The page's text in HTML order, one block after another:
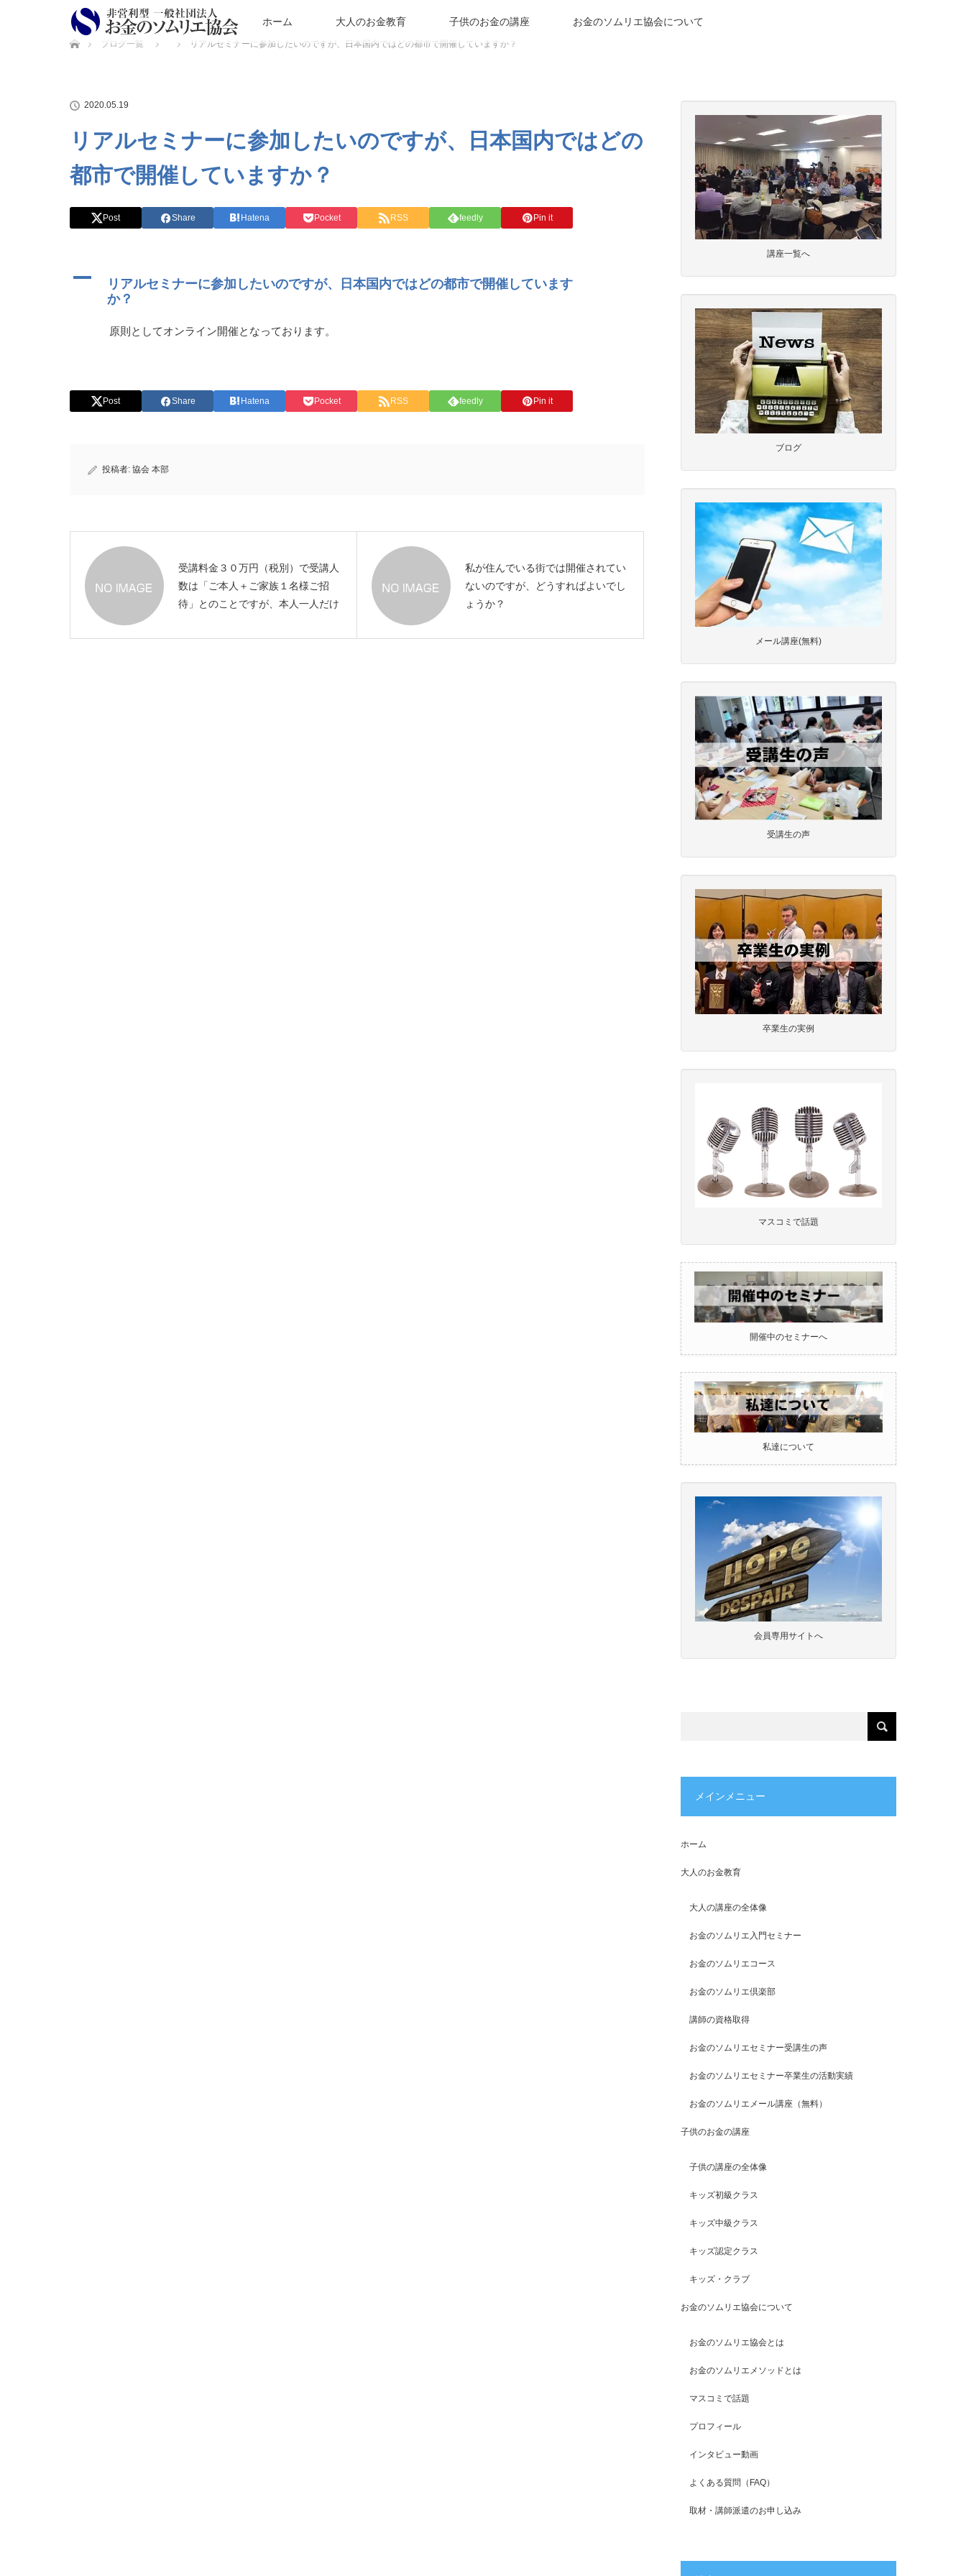
ホーム 大人のお金教育 子供のお金の講座 お金のソムリエ協会について
ホーム
ブログ一覧
リアルセミナーに参加したいのですが、日本国内ではどの都市で開催していますか？
2020.05.19
リアルセミナーに参加したいのですが、日本国内ではどの
都市で開催していますか？
Post Share Hatena Pocket RSS feedly Pin it
A
リアルセミナーに参加したいのですが、日本国内ではどの都市で開催しています
か？
原則としてオンライン開催となっております。
Post Share Hatena Pocket RSS feedly Pin it
投稿者: 協会 本部
受講料金３０万円（税別）で受講人
数は「ご本人＋ご家族１名様ご招
待」とのことですが、本人一人だけ
別）になりますでしょうか？
私が住んでいる街では開催されてい
ないのですが、どうすればよいでし
ょうか？
講座一覧へ
ブログ
メール講座(無料)
受講生の声
卒業生の実例
マスコミで話題
開催中のセミナーへ
私達について
会員専用サイトへ
メインメニュー
ホーム
大人のお金教育
大人の講座の全体像
お金のソムリエ入門セミナー
お金のソムリエコース
お金のソムリエ倶楽部
講師の資格取得
お金のソムリエセミナー受講生の声
お金のソムリエセミナー卒業生の活動実績
お金のソムリエメール講座（無料）
子供のお金の講座
子供の講座の全体像
キッズ初級クラス
キッズ中級クラス
キッズ認定クラス
キッズ・クラブ
お金のソムリエ協会について
お金のソムリエ協会とは
お金のソムリエメソッドとは
マスコミで話題
プロフィール
インタビュー動画
よくある質問（FAQ）
取材・講師派遣のお申し込み